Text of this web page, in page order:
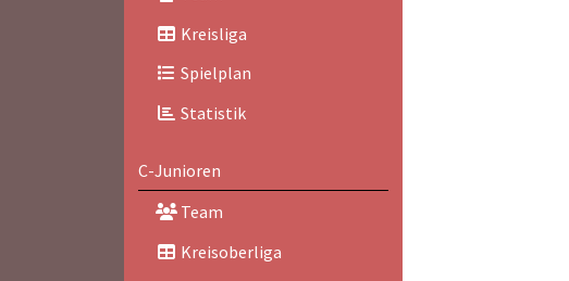
Kreisliga
Spielplan
Statistik
C-Junioren
Team
Kreisoberliga